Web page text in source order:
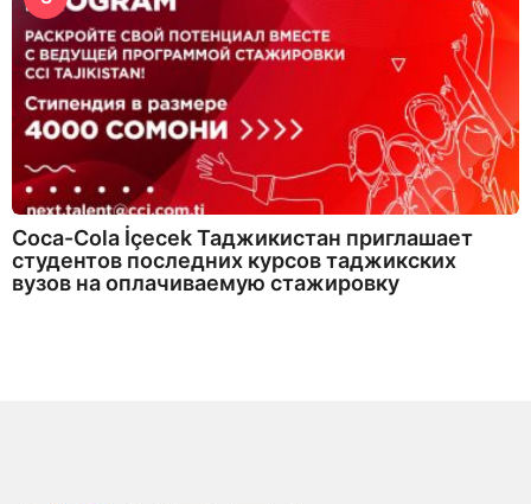
Coca-Cola İçecek Таджикистан приглашает
студентов последних курсов таджикских
вузов на оплачиваемую стажировку